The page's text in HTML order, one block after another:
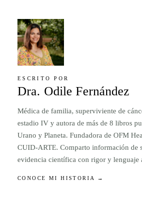
ESCRITO POR
Dra. Odile Fernández
Médica de familia, superviviente de
estadio IV y autora de más de 8 libros
Urano y Planeta. Fundadora de OFM
CUID-ARTE. Comparto información de
evidencia científica con rigor y lenguaje
CONOCE MI HISTORIA →